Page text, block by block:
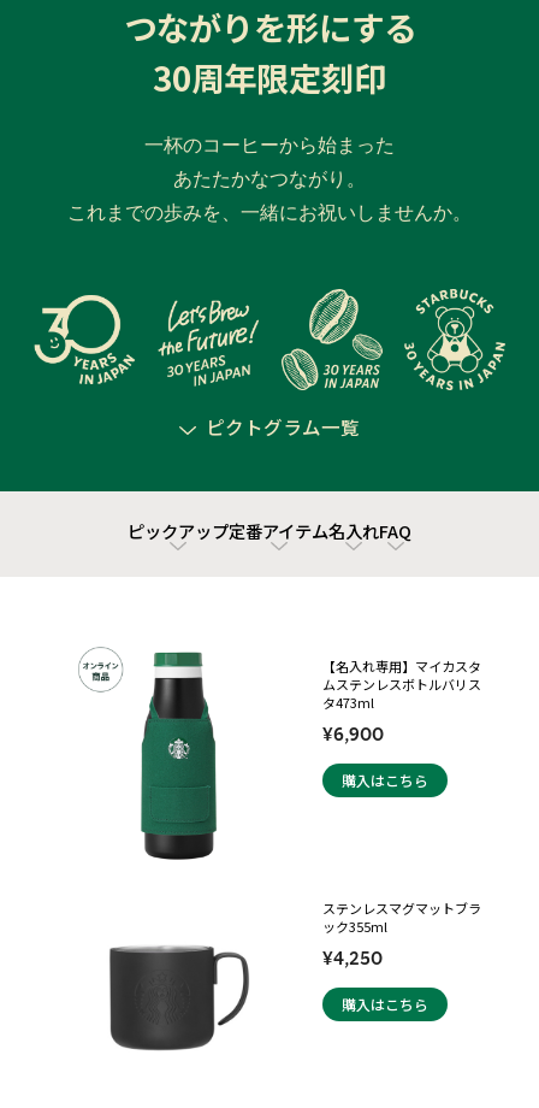
つながりを形にする
30周年限定刻印
一杯のコーヒーから始まった
あたたかなつながり。
これまでの歩みを、一緒にお祝いしませんか。
ピクトグラム一覧
ピックアップ定番アイテム名入れFAQ
【名入れ専用】マイカスタ
ムステンレスボトルバリス
タ473ml
¥6,900
購入はこちら
ステンレスマグマットブラ
ック355ml
¥4,250
購入はこちら